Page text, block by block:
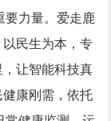
要力量。爱走鹿
民生为本，专
让智能科技真
康刚需，依托